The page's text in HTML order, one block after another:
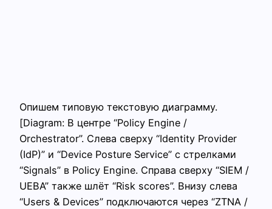
Опишем типовую текстовую диаграмму.
[Diagram: В центре “Policy Engine /
Orchestrator”. Слева сверху “Identity Provider
(IdP)” и “Device Posture Service” с стрелками
“Signals” в Policy Engine. Справа сверху “SIEM /
UEBA” также шлёт “Risk scores”. Внизу слева
“Users & Devices” подключаются через “ZTNA /